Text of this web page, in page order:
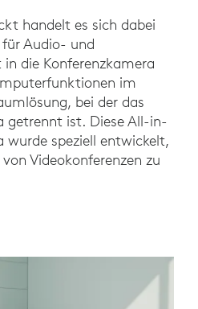
handelt es sich dabei
Audio- und
die Konferenzkamera
im
bei der das
getrennt ist. Diese All-in-
wurde speziell entwickelt,
Videokonferenzen zu